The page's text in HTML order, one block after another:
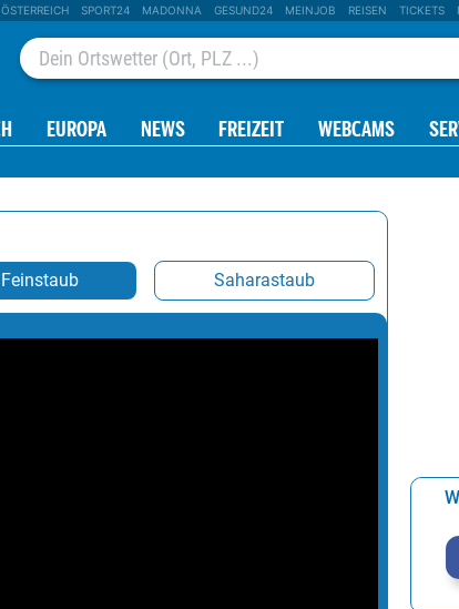
ÖSTERREICH SPORT24 MADONNA GESUND24 MEINJOB REISEN TICKETS
EUROPA NEWS FREIZEIT WEBCAMS
Feinstaub Saharastaub